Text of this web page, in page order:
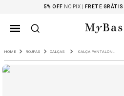
5% OFF NO PIX | FRETE GRÁTIS
ROUPAS CALÇAS CALÇA PANTALONA COM PREGAS CREPE PATOU KASHIRO PRETO